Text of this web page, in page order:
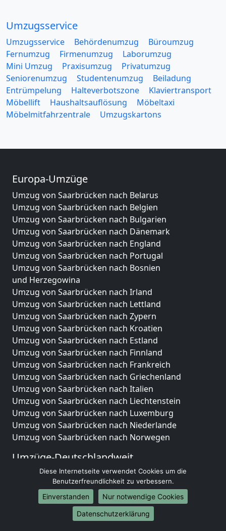
Umzugsservice
Umzugsservice Behördenumzug
Büroumzug
Fernumzug
Firmenumzug
Laborumzug
Mini Umzug
Praxisumzug
Privatumzug
Seniorenumzug
Studentenumzug
Beiladung
Entrümpelung
Halteverbotszone
Klaviertransport
Möbellift
Haushaltsauflösung
Möbeltaxi
Möbelmitfahrzentrale
Umzugskartons
Europa-Umzüge
Umzug von Saarbrücken nach Belarus
Umzug von Saarbrücken nach Belgien
Umzug von Saarbrücken nach Bulgarien
Umzug von Saarbrücken nach Dänemark
Umzug von Saarbrücken nach England
Umzug von Saarbrücken nach Portugal
Umzug von Saarbrücken nach Bosnien
und Herzegowina
Umzug von Saarbrücken nach Irland
Umzug von Saarbrücken nach Lettland
Umzug von Saarbrücken nach Zypern
Umzug von Saarbrücken nach Kroatien
Umzug von Saarbrücken nach Estland
Umzug von Saarbrücken nach Finnland
Umzug von Saarbrücken nach Frankreich
Umzug von Saarbrücken nach Griechenland
Umzug von Saarbrücken nach Italien
Umzug von Saarbrücken nach Liechtenstein
Umzug von Saarbrücken nach Luxemburg
Umzug von Saarbrücken nach Niederlande
Umzug von Saarbrücken nach Norwegen
Umzüge-Deutschlandweit
Umzug von Saarbrücken nach Berlin
Umzug von Saarbrücken nach Hamburg
Umzug von Saarbrücken nach München
Umzug von Saarbrücken nach Köln
Umzug von Saarbrücken nach Frankfurt am Main
Diese Internetseite verwendet Cookies um die
Benutzerfreundlichkeit zu verbessern.
Einverstanden
Nur notwendige Cookies
Datenschutzerklärung